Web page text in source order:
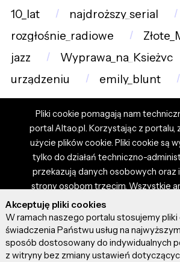
10_lat
najdroższy_serial
rozgłośnie_radiowe
jazz
Wyprawa_na_Księżyc
urządzeniu
emily_blunt
Pliki cookie pomagają nam
portal Altao.pl. Korzystając z portalu,
użycie plików cookie. Pliki cookie są
tylko do działań techniczno-
przekazują danych osobowych oraz
strony osobom trzecim. Wszystkie
zdjęciami i materiałami dostępnymi
własnością użytkowników.
portalu nie ponosi
prezentowane przez autorów
artykuł, zgadzasz się z
Akceptuję pliki cookies
W ramach naszego portalu stosujemy
świadczenia Państwu usług na
sposób dostosowany do indywidualnych
z witryny bez zmiany ustawień